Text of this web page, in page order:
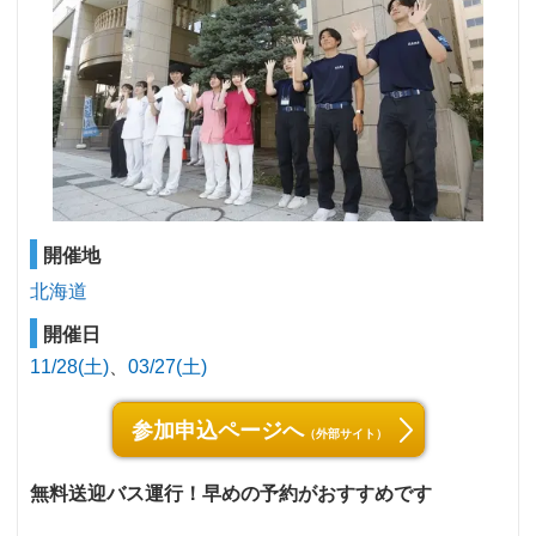
開催地
北海道
開催日
11/28(土)
03/27(土)
参加申込ページへ（外部サイト）
無料送迎バス運行！早めの予約がおすすめです